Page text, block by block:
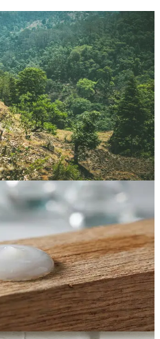
de lectura
Contra Incendios
de Prevención
tu casa de incendios
tratar la madera expuesta y
de fuego.
de Fuego y Cómo
de fuego retrasan o
comparados y por qué los
son la opción segura.